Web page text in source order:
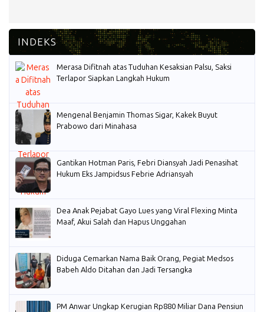
Merasa Difitnah atas Tuduhan Kesaksian Palsu, Saksi
Terlapor Siapkan Langkah Hukum
Mengenal Benjamin Thomas Sigar, Kakek Buyut
Prabowo dari Minahasa
Gantikan Hotman Paris, Febri Diansyah Jadi Penasihat
Hukum Eks Jampidsus Febrie Adriansyah
Dea Anak Pejabat Gayo Lues yang Viral Flexing Minta
Maaf, Akui Salah dan Hapus Unggahan
Diduga Cemarkan Nama Baik Orang, Pegiat Medsos
Babeh Aldo Ditahan dan Jadi Tersangka
PM Anwar Ungkap Kerugian Rp880 Miliar Dana Pensiun